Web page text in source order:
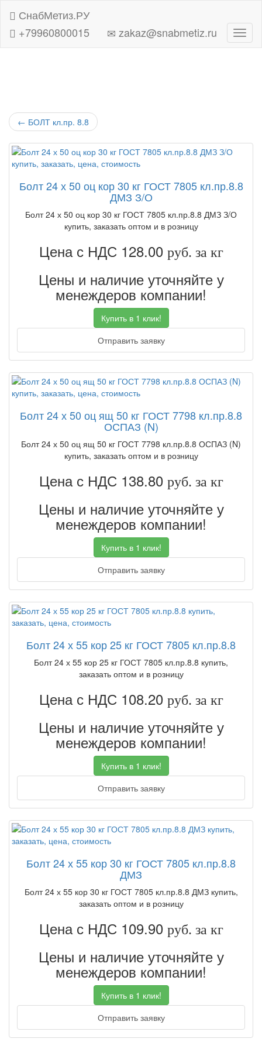
СнабМетиз.РУ
+79960800015
zakaz@snabmetiz.ru
← БОЛТ кл.пр. 8.8
Болт 24 х 50 оц кор 30 кг ГОСТ 7805 кл.пр.8.8
ДМЗ З/О
Болт 24 х 50 оц кор 30 кг ГОСТ 7805 кл.пр.8.8 ДМЗ З/О
купить, заказать оптом и в розницу
Цена с НДС 128.00 руб. за кг
Цены и наличие уточняйте у
менеждеров компании!
Купить в 1 клик!
Отправить заявку
Болт 24 х 50 оц ящ 50 кг ГОСТ 7798 кл.пр.8.8
ОСПАЗ (N)
Болт 24 х 50 оц ящ 50 кг ГОСТ 7798 кл.пр.8.8 ОСПАЗ (N)
купить, заказать оптом и в розницу
Цена с НДС 138.80 руб. за кг
Цены и наличие уточняйте у
менеждеров компании!
Купить в 1 клик!
Отправить заявку
Болт 24 х 55 кор 25 кг ГОСТ 7805 кл.пр.8.8
Болт 24 х 55 кор 25 кг ГОСТ 7805 кл.пр.8.8 купить,
заказать оптом и в розницу
Цена с НДС 108.20 руб. за кг
Цены и наличие уточняйте у
менеждеров компании!
Купить в 1 клик!
Отправить заявку
Болт 24 х 55 кор 30 кг ГОСТ 7805 кл.пр.8.8
ДМЗ
Болт 24 х 55 кор 30 кг ГОСТ 7805 кл.пр.8.8 ДМЗ купить,
заказать оптом и в розницу
Цена с НДС 109.90 руб. за кг
Цены и наличие уточняйте у
менеждеров компании!
Купить в 1 клик!
Отправить заявку